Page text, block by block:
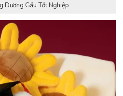
Dương Gấu Tốt Nghiệp